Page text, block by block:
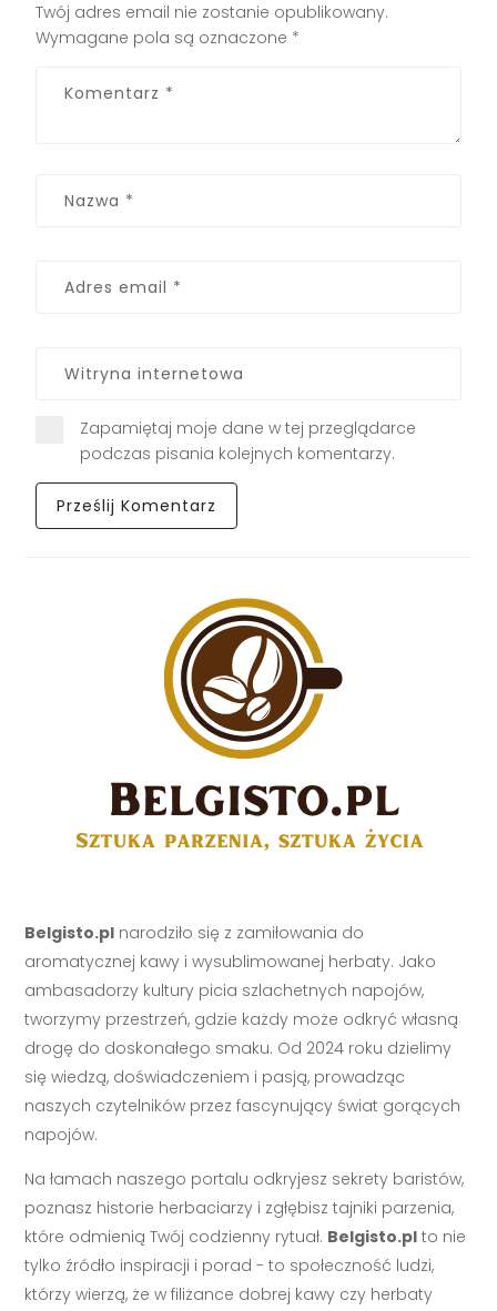
Twój adres email nie zostanie opublikowany.
Wymagane pola są oznaczone *
Zapamiętaj moje dane w tej przeglądarce
podczas pisania kolejnych komentarzy.
Belgisto.pl narodziło się z zamiłowania do
aromatycznej kawy i wysublimowanej herbaty. Jako
ambasadorzy kultury picia szlachetnych napojów,
tworzymy przestrzeń, gdzie każdy może odkryć własną
drogę do doskonałego smaku. Od 2024 roku dzielimy
się wiedzą, doświadczeniem i pasją, prowadząc
naszych czytelników przez fascynujący świat gorących
napojów.
Na łamach naszego portalu odkryjesz sekrety baristów,
poznasz historie herbaciarzy i zgłębisz tajniki parzenia,
które odmienią Twój codzienny rytuał. Belgisto.pl to nie
tylko źródło inspiracji i porad - to społeczność ludzi,
którzy wierzą, że w filiżance dobrej kawy czy herbaty